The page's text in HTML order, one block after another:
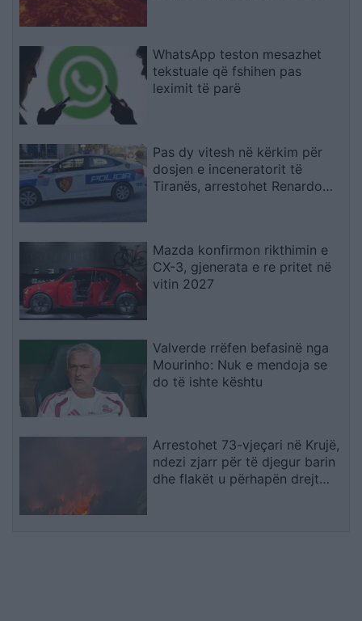
WhatsApp teston mesazhet
tekstuale që fshihen pas
leximit të parë
Pas dy vitesh në kërkim për
dosjen e inceneratorit të
Tiranës, arrestohet Renardo
Mazda konfirmon rikthimin e
CX-3, gjenerata e re pritet në
vitin 2027
Valverde rrëfen befasinë nga
Mourinho: Nuk e mendoja se
do të ishte kështu
Arrestohet 73-vjeçari në Krujë,
ndezi zjarr për të djegur barin
dhe flakët u përhapën drejt